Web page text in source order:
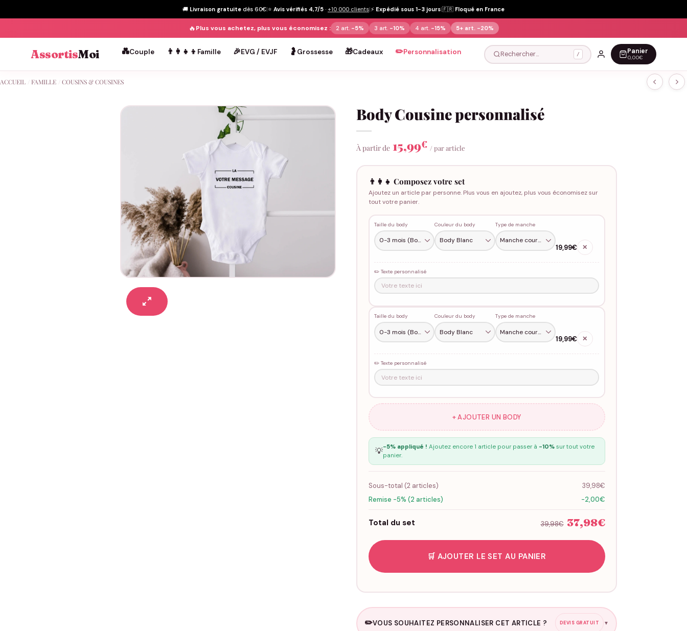
🚚 Livraison gratuite dès 60€|⭐ Avis vérifiés 4,7/5 · +10 000 clients|⚡ Expédié sous 1-3 jours|🇫🇷 Floqué en France
🔥Plus vous achetez, plus vous économisez : 2 art. -5% 3 art. -10% 4 art. -15% 5+ art. -20%
AssortisMoi 💑Couple 👨‍👩‍👧‍👦 Famille 🎉EVG / EVJF 🤰 Grossesse 🎁Cadeaux ✏️Personnalisation Rechercher… / Panier
0,00€
ACCUEIL FAMILLE COUSINS & COUSINES
Body Cousine personnalisé
À partir de 15,99€ / par article
👨‍👩‍👧 Composez votre set
Ajoutez un article par personne. Plus vous en ajoutez, plus vous économisez sur
tout votre panier.
Taille du body Couleur du body Type de manche
19,99€ ✕
✏️ Texte personnalisé
Taille du body Couleur du body Type de manche
19,99€ ✕
✏️ Texte personnalisé
+ AJOUTER UN BODY
💡-5% appliqué ! Ajoutez encore 1 article pour passer à -10%sur tout votre
panier.
Sous-total (2articles)
39,98€
Remise -5% (2 articles)
-2,00€
Total du set 39,98€ 37,98€
🛒 AJOUTER LE SET AU PANIER
✏️VOUS SOUHAITEZ PERSONNALISER CET ARTICLE ? DEVIS GRATUIT ▼